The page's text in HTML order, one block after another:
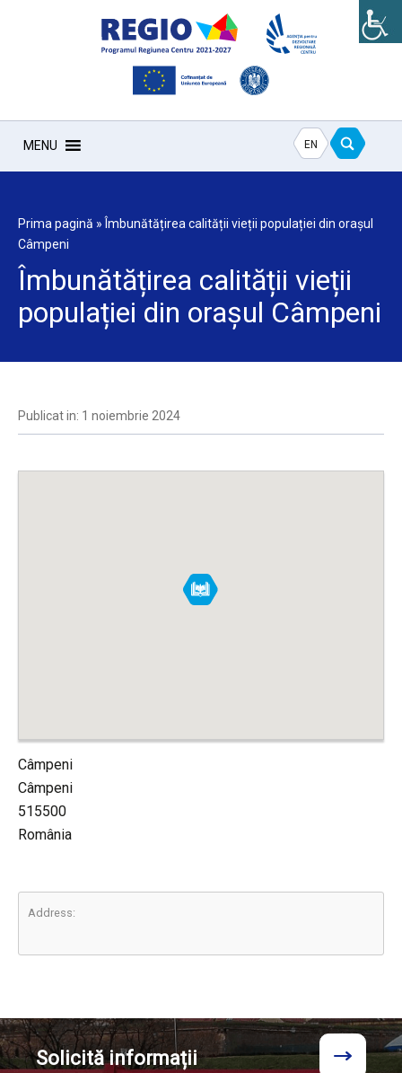
MENU EN
Prima pagină » Îmbunătățirea calității vieții populației din orașul
Câmpeni
Îmbunătățirea calității vieții
populației din orașul Câmpeni
Publicat in: 1 noiembrie 2024
Câmpeni
Câmpeni
515500
România
Address:
Solicităinformații